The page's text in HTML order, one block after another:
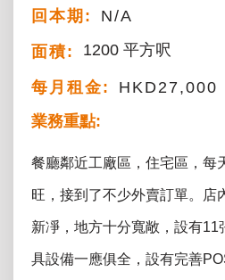
回本期:
N/A
面積:
1200 平方呎
每月租金:
HKD27,000
業務重點:
餐廳鄰近工廠區，住宅區，每
旺，接到了不少外賣訂單。店
新凈，地方十分寬敞，設有11
具設備一應俱全，設有完善